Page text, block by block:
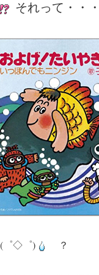
それって・・
゜◇゜) ？